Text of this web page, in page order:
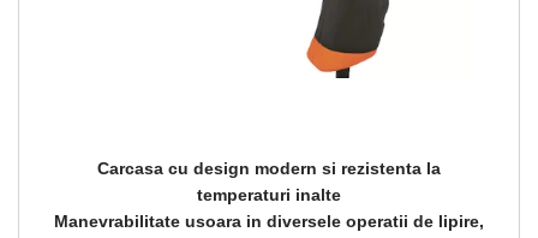
Carcasa cu design modern si rezistenta la
temperaturi inalte
Manevrabilitate usoara in diversele operatii de lipire,